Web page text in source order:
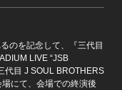
のを記念して、『三代目
LIVE “JSB
代目 J SOUL BROTHERS
にて、会場での終演後